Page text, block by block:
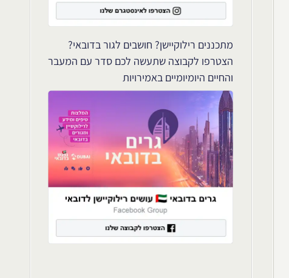
מתכננים רילוקיישן? חושבים לגור בדובאי?
הצטרפו לקבוצה שתעשה לכם סדר עם המעבר
והחיים היומיומיים באמירויות